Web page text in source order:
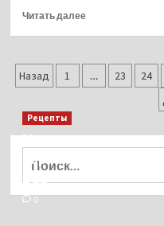
дадут
Читать далееПрочитать
коллекция
Кардашьян
обошлась
в
168
Пагинация
Назад 1 … 23 24
Рецепты
Миллионы японцев
тиранического
ВОЗ
0